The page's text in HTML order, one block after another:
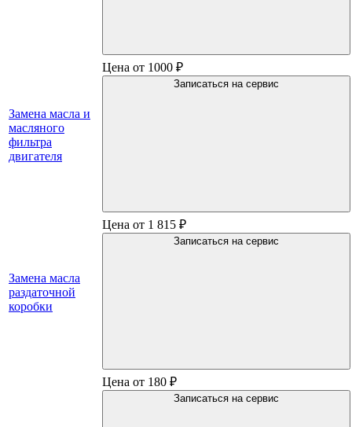
Замена масла и
масляного
фильтра
двигателя
Цена от 1000 ₽
Записаться на сервис
Замена масла
раздаточной
коробки
Цена от 1 815 ₽
Записаться на сервис
Цена от 180 ₽
Записаться на сервис